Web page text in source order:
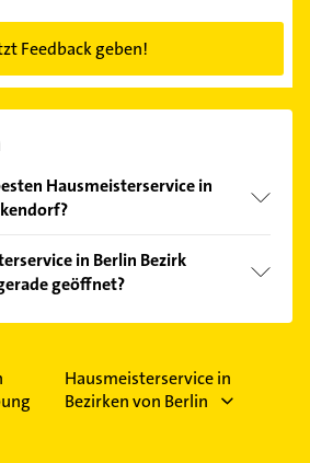
Feedback geben!
Hausmeisterservice in
profitieren Sie von den
können Sie sich
sortiert anzeigen lassen.
in Berlin Bezirk
geöffnet?
finden Sie alleÖffnungszeiten.
können.Hausmeisterservice in
Bezirken von Berlin